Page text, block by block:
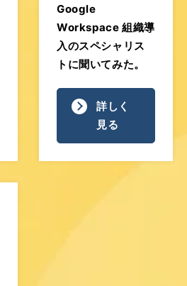
Google
Workspace 組織導
入のスペシャリス
トに聞いてみた。
詳しく
見る